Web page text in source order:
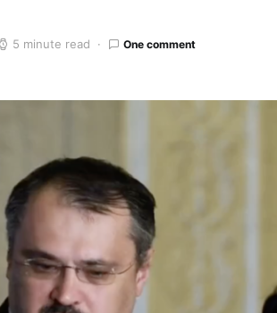
5 minute read One comment